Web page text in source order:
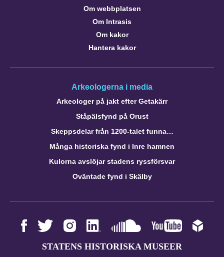
Om webbplatsen
Om Intrasis
Om kakor
Hantera kakor
Arkeologerna i media
Arkeologer på jakt efter Getakärr
Ståpälsfynd på Orust
Skeppsdelar från 1200-talet funna…
Många historiska fynd i Inre hamnen
Kulorna avslöjar stadens ryssförsvar
Oväntade fynd i Skälby
STATENS HISTORISKA MUSEER